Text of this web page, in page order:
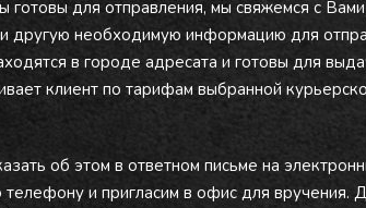
для отправления, мы свяжемся с
другую необходимую информацию для
в городе адресата и готовы для
клиент по тарифам выбранной
об этом в ответном письме на
и пригласим в офис для